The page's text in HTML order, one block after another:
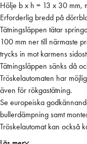
T
-
F
H
-
R
D
9
5
0
m
m
Hölje b x h = 13 x 30 mm,
Erforderlig bredd på
Tätningsläppen tätar
100 mm ner till närmaste
trycks in mot karmens
Tätningsläppen sänks då
Tröskelautomaten har
även för rökgastätning.
Se europeiska
bullerdämpning samt
Tröskelautomat kan också